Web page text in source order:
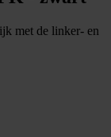
met de linker- en